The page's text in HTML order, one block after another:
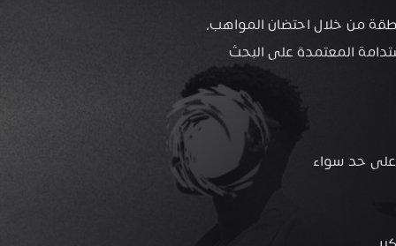
المعتمدة على البحث